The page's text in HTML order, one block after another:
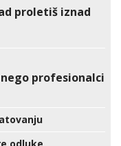
proletiš iznad
profesionalci